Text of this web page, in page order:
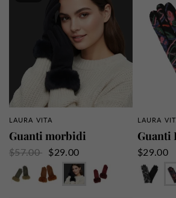
PANORAMICA RAPIDA
LAURA VITA
Guanti morbidi
$57.00 $29.00
Cachi
Cammello
Marina Bordeaux
LAURA
Guanti
$29.00
Grigio
Marrone